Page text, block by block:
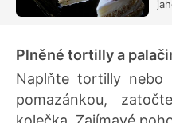
Plněné tortilly a
Naplňte tortilly nebo
pomazánkou,